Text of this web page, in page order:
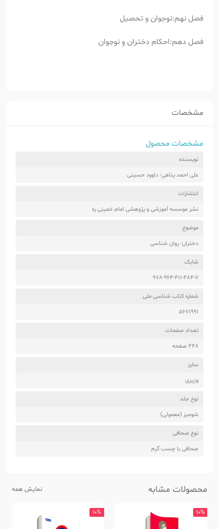
فصل نهم:نوجوان و تحصیل
فصل دهم:احکام دختران و نوجوان
مشخصات
مشخصات محصول
نویسنده
علی احمد پناهی- داوود حسینی
انتشارات
نشر موسسه آموزشی و پژوهشی امام خمینی ره
موضوع
دختران- روان شناسی
شابک
978-964-411-484-7
شماره کتاب شناسی ملی
5671991
تعداد صفحات
448 صفحه
سایز
وزیری
نوع جلد
شومیز (معمولی)
نوع صحافی
صحافی با چسب گرم
محصولات مشابه نمایش همه
10%
10%